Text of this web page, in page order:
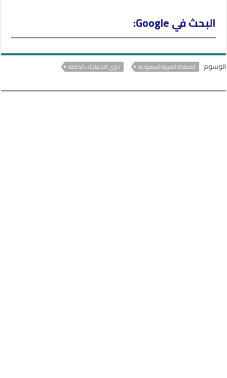
البحث في Google:
الوسوم المملكة العربية السعودية ذوي الاحتياجات الخاصة